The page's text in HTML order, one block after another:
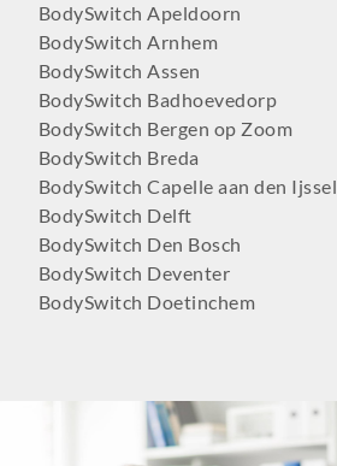
BodySwitch Apeldoorn
BodySwitch Arnhem
BodySwitch Assen
BodySwitch Badhoevedorp
BodySwitch Bergen op Zoom
BodySwitch Breda
BodySwitch Capelle aan den Ijssel
BodySwitch Delft
BodySwitch Den Bosch
BodySwitch Deventer
BodySwitch Doetinchem
BodySwitch Emmen
BodySwitch Enschede